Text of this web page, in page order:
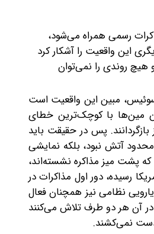
رسمی همراه می‌شود،
این واقعیت را آشکار کرد
روندی را نمی‌توان
سوئیس، مبین این واقعیت است
مین‌ها‌ با کوچک‌ترین خطای
پس در حقیقت باید
آتش نبود،‌ بلکه نمایشی
پشت میز مذاکره نشسته‌اند،
رسیده، دور اول مذاکرات در
نظامی نیز همچنان فعال
در آن هر دو طرف تلاش می‌کنند
دست نمی‌کشند.